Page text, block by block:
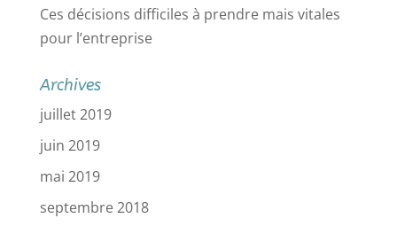
Ces décisions difficiles à prendre mais vitales
pour l’entreprise
Archives
juillet 2019
juin 2019
mai 2019
septembre 2018